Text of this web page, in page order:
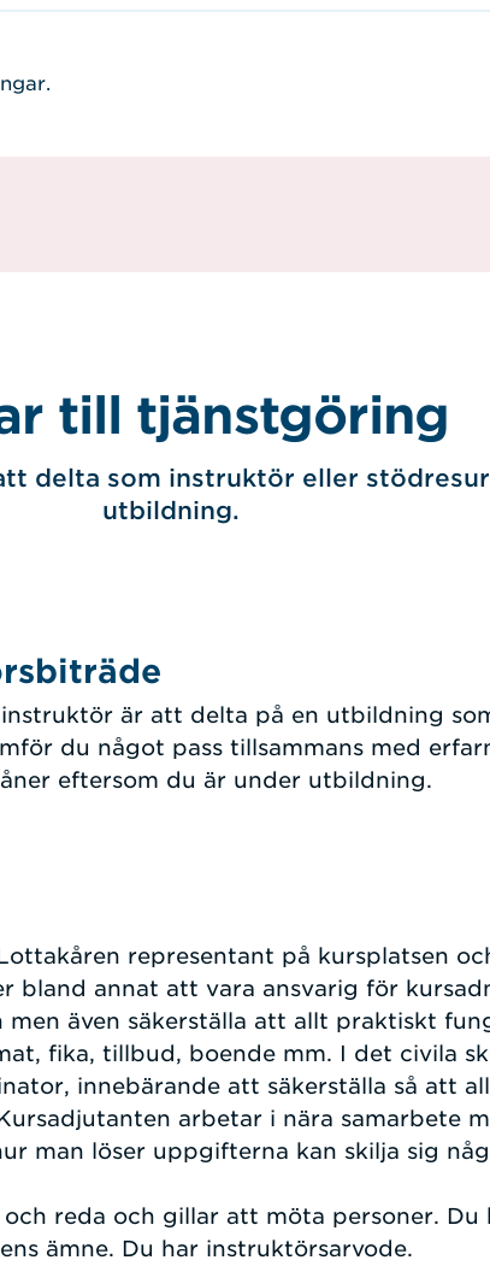
till tjänstgöring
delta som instruktör eller
utbildning.
är att delta på en utbildning
du något pass tillsammans med
eftersom du är under utbildning.
representant på kursplatsen
bland annat att vara ansvarig för
även säkerställa att allt praktiskt
fika, tillbud, boende mm. I det civila
innebärande att säkerställa så att
arbetar i nära samarbete
man löser uppgifterna kan skilja sig
reda och gillar att möta personer. Du
ämne. Du har instruktörsarvode.